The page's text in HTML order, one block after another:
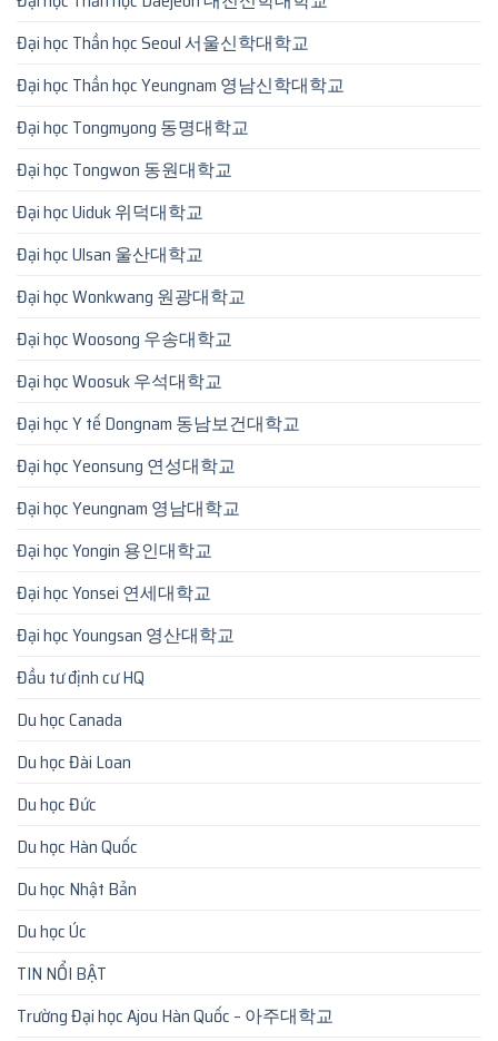
Đại học Thần học Seoul 서울신학대학교
Đại học Thần học Yeungnam 영남신학대학교
Đại học Tongmyong 동명대학교
Đại học Tongwon 동원대학교
Đại học Uiduk 위덕대학교
Đại học Ulsan 울산대학교
Đại học Wonkwang 원광대학교
Đại học Woosong 우송대학교
Đại học Woosuk 우석대학교
Đại học Y tế Dongnam 동남보건대학교
Đại học Yeonsung 연성대학교
Đại học Yeungnam 영남대학교
Đại học Yongin 용인대학교
Đại học Yonsei 연세대학교
Đại học Youngsan 영산대학교
Đầu tư định cư HQ
Du học Canada
Du học Đài Loan
Du học Đức
Du học Hàn Quốc
Du học Nhật Bản
Du học Úc
TIN NỔI BẬT
Trường Đại học Ajou Hàn Quốc – 아주대학교